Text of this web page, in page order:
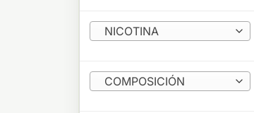
NICOTINA
COMPOSICIÓN